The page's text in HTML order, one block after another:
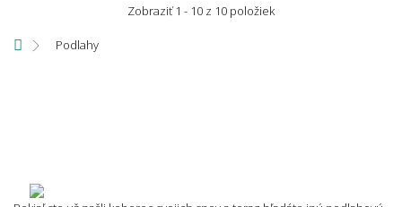
Zobraziť 1 - 10 z 10 položiek
Podlahy